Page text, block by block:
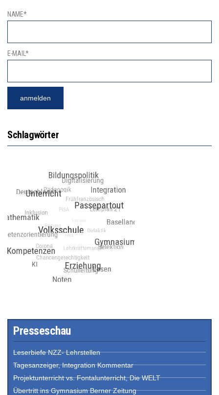
NAME*
E-MAIL*
Schlagwörter
Presseschau
Leserbiefe NZZ- Lehrstellen
Tagesanzeiger, Integration Kommentar
Projektunterricht vs. Fontalunterricht, Die WELT
Übertritt ins Gymnasium Berner Zeitung